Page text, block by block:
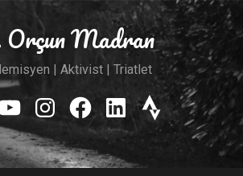
Madran
| Aktivist | Triatlet
Instagram
Facebook
Linkedin
Strava